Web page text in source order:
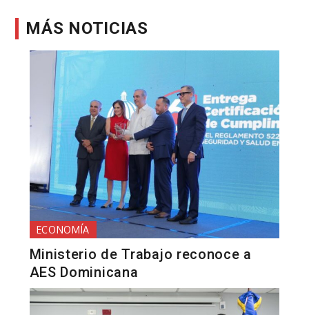
MÁS NOTICIAS
ECONOMÍA
Ministerio de Trabajo reconoce a
AES Dominicana